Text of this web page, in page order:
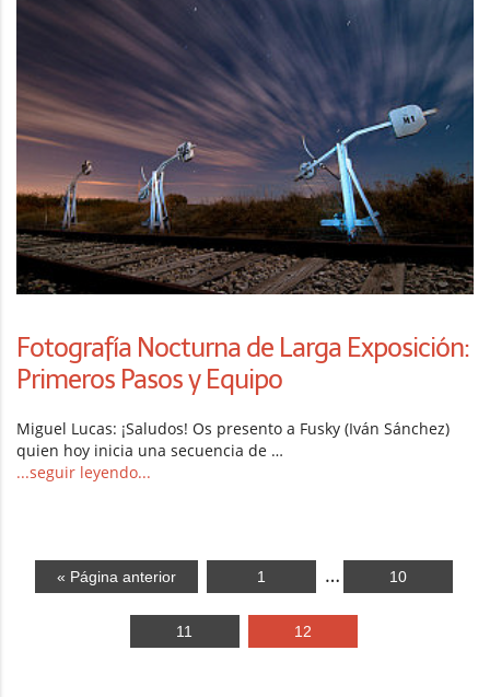
Fotografía Nocturna de Larga Exposición:
Primeros Pasos y Equipo
Miguel Lucas: ¡Saludos! Os presento a Fusky (Iván Sánchez)
quien hoy inicia una secuencia de …
...seguir leyendo...
« Página anterior 1 … 10
11 12